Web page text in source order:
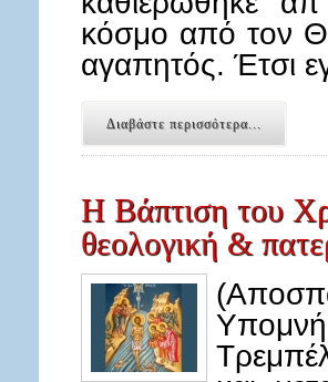
κόσμο από τον
αγαπητός. Έτσι
Διαβάστε περισσότερα...
Η Βάπτιση του
θεολογική &